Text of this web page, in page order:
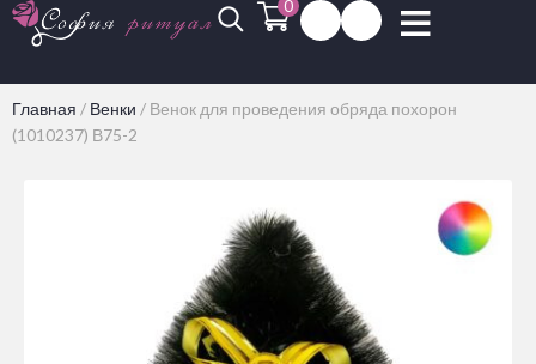
0
Главная / Венки / Венок для проведения обряда похорон
(1010237) В75-2